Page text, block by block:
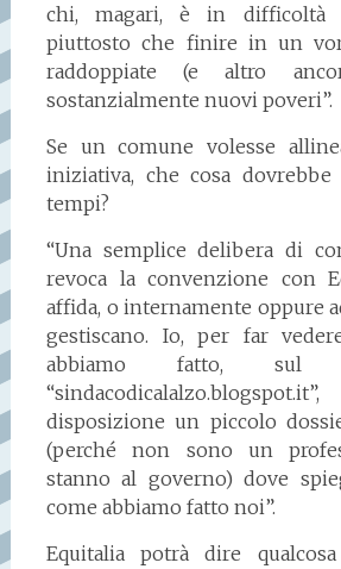
chi, magari, è in difficoltà
piuttosto che finire in un
raddoppiate (e altro
sostanzialmente nuovi poveri”.
Se un comune volesse
iniziativa, che cosa
tempi?
“Una semplice delibera di
revoca la convenzione con
affida, o internamente oppure
gestiscano. Io, per far
abbiamo fatto, sul
disposizione un piccolo
(perché non sono un
stanno al governo) dove
come abbiamo fatto noi”.
Equitalia potrà dire